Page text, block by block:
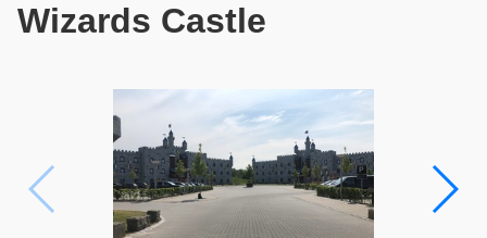
Wizards Castle